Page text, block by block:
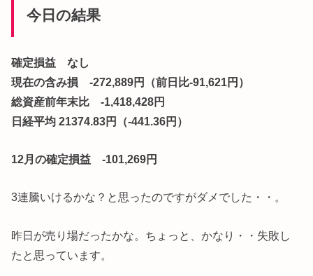
今日の結果
確定損益 なし
現在の含み損 -272,889円（前日比-91,621円）
総資産前年末比 -1,418,428円
日経平均 21374.83円（-441.36円）
12月の確定損益 -101,269円
3連騰いけるかな？と思ったのですがダメでした・・。
昨日が売り場だったかな。ちょっと、かなり・・失敗し
たと思っています。